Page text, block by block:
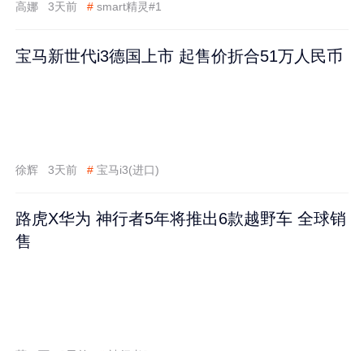
高娜 3天前 # smart精灵#1
宝马新世代i3德国上市 起售价折合51万人民币
徐辉 3天前 # 宝马i3(进口)
路虎X华为 神行者5年将推出6款越野车 全球销
售